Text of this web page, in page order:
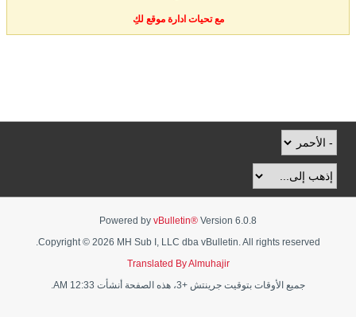
مع تحيات ادارة موقع لكِ
Powered by vBulletin® Version 6.0.8
Copyright © 2026 MH Sub I, LLC dba vBulletin. All rights reserved.
Translated By Almuhajir
جميع الأوقات بتوقيت جرينتش +3، هذه الصفحة أنشأت 12:33 AM.